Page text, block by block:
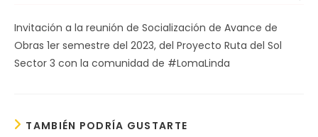
Invitación a la reunión de Socialización de Avance de
Obras 1er semestre del 2023, del Proyecto Ruta del Sol
Sector 3 con la comunidad de #LomaLinda
TAMBIÉN PODRÍA GUSTARTE